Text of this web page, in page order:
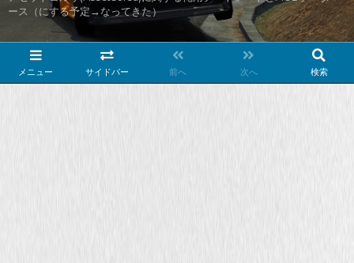
ース（にする予定→なってきた）
メニュー サイドバー 前へ 次へ 検索